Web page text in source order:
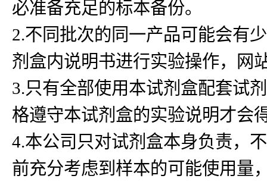
必准备充足的标本备份。
2.不同批次的同一产品可能会有
剂盒内说明书进行实验操作，网
3.只有全部使用本试剂盒配套试
格遵守本试剂盒的实验说明才会
4.本公司只对试剂盒本身负责，
前充分考虑到样本的可能使用量